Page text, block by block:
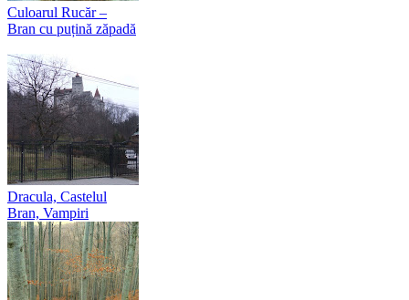
Culoarul Rucăr –
Bran cu puțină zăpadă
Dracula, Castelul
Bran, Vampiri